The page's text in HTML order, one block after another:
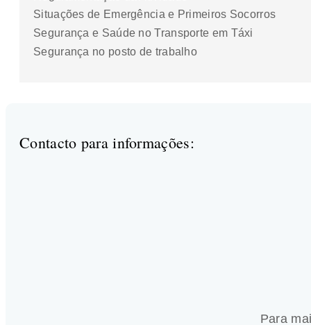
Situações de Emergência e Primeiros Socorros
Segurança e Saúde no Transporte em Táxi
Segurança no posto de trabalho
Contacto para informações:
Para